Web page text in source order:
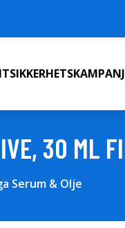
30 ML
Serum & Olje